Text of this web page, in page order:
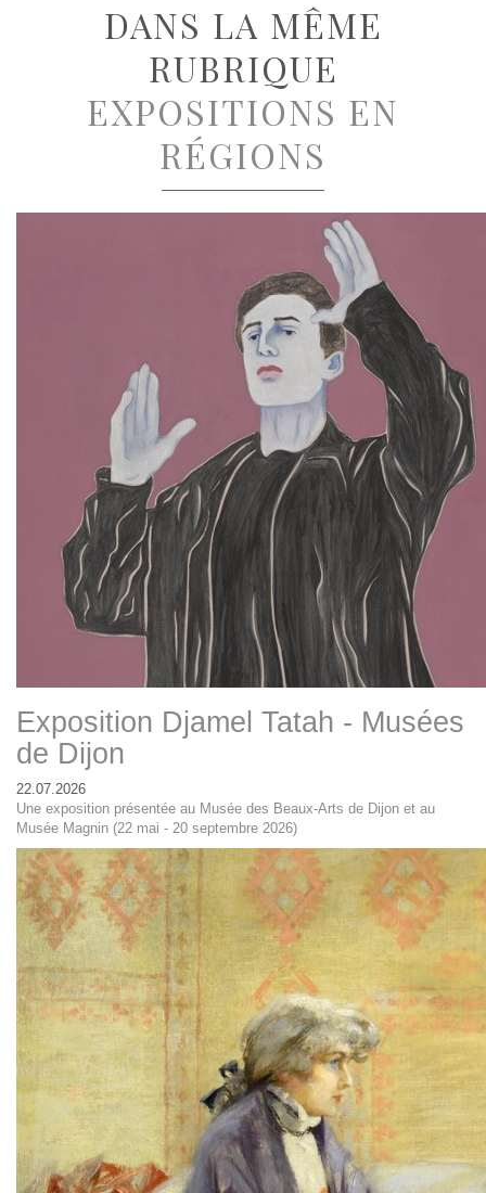
DANS LA MÊME
RUBRIQUE
EXPOSITIONS EN
RÉGIONS
Exposition Djamel Tatah - Musées
de Dijon
22.07.2026
Une exposition présentée au Musée des Beaux-Arts de Dijon et au
Musée Magnin (22 mai - 20 septembre 2026)